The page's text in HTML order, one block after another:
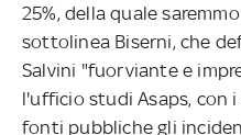
25%, della quale
sottolinea Biserni, che
Salvini "fuorviante e
l'ufficio studi Asaps, con
fonti pubbliche gli